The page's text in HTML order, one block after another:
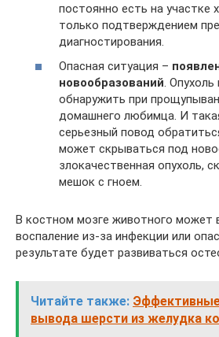
постоянно есть на участке
только подтверждением
диагностирования.
Опасная ситуация –
новообразований.
обнаружить при
домашнего любимца. И
серьезный повод
может скрываться под
злокачественная опухоль,
мешок с гноем.
В костном мозге животного может
воспаление из-за инфекции или
результате будет развиваться
Читайте также:
вывода шерсти из желудка